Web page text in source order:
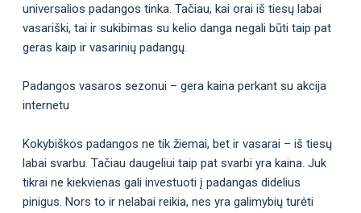
universalios padangos tinka. Tačiau, kai orai iš tiesų labai
vasariški, tai ir sukibimas su kelio danga negali būti taip pat
geras kaip ir vasarinių padangų.
Padangos vasaros sezonui – gera kaina perkant su akcija
internetu
Kokybiškos padangos ne tik žiemai, bet ir vasarai – iš tiesų
labai svarbu. Tačiau daugeliui taip pat svarbi yra kaina. Juk
tikrai ne kiekvienas gali investuoti į padangas didelius
pinigus. Nors to ir nelabai reikia, nes yra galimybių turėti